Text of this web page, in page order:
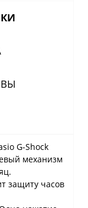
G-Shock
механизм
защиту часов